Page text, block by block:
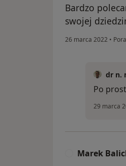
Bardzo
swojej
26 marca 2022 •
dr n.
Po
29 marca
Marek